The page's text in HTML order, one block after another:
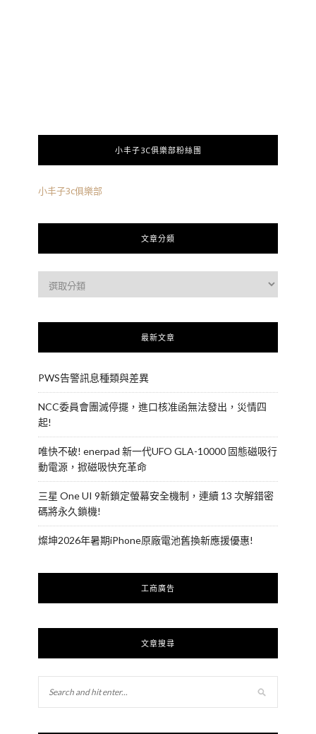
小丰子3C俱樂部粉絲團
小丰子3c俱樂部
文章分類
最新文章
PWS告警訊息種類與差異
NCC委員會團滅停擺，進口核准函無法發出，災情四
起!
唯快不破! enerpad 新一代UFO GLA-10000 固態磁吸行
動電源，掀磁吸快充革命
三星 One UI 9新鎖定螢幕安全機制，連續 13 次解錯密
碼將永久鎖機!
燦坤2026年暑期iPhone原廠電池舊換新應援優惠!
工商廣告
文章搜尋